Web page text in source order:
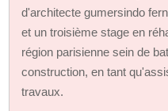
d'architecte gumersindo
et un troisième stage en
région parisienne sein de
construction, en tant
travaux.